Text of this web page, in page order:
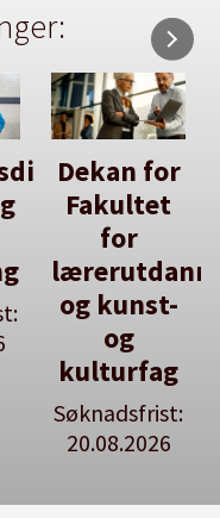
Her kan
du utlyse
en ledig
stilling
Se våre
stillingspakker